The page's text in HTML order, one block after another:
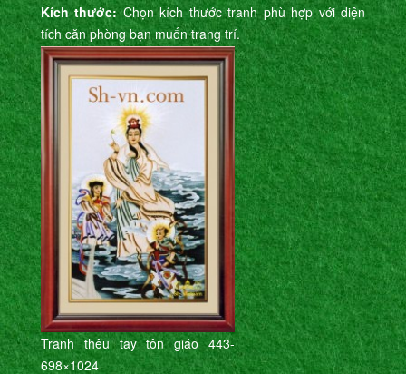
Kích thước:Chọn kích thước tranh phù hợp với diện
tích căn phòng bạn muốn trang trí.
Tranh thêu tay tôn giáo 443-
698×1024